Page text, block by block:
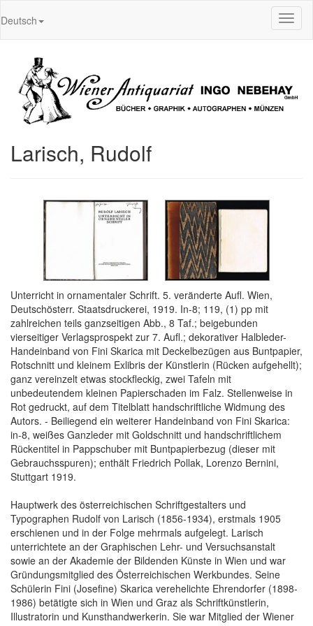
Deutsch
Larisch, Rudolf
Unterricht in ornamentaler Schrift. 5. veränderte Aufl. Wien,
Deutschösterr. Staatsdruckerei, 1919. In-8; 119, (1) pp mit
zahlreichen teils ganzseitigen Abb., 8 Taf.; beigebunden
vierseitiger Verlagsprospekt zur 7. Aufl.; dekorativer Halbleder-
Handeinband von Fini Skarica mit Deckelbezügen aus Buntpapier,
Rotschnitt und kleinem Exlibris der Künstlerin (Rücken aufgehellt);
ganz vereinzelt etwas stockfleckig, zwei Tafeln mit
unbedeutendem kleinen Papierschaden im Falz. Stellenweise in
Rot gedruckt, auf dem Titelblatt handschriftliche Widmung des
Autors. - Beiliegend ein weiterer Handeinband von Fini Skarica:
in-8, weißes Ganzleder mit Goldschnitt und handschriftlichem
Rückentitel in Pappschuber mit Buntpapierbezug (dieser mit
Gebrauchsspuren); enthält Friedrich Pollak, Lorenzo Bernini,
Stuttgart 1919.
Hauptwerk des österreichischen Schriftgestalters und
Typographen Rudolf von Larisch (1856-1934), erstmals 1905
erschienen und in der Folge mehrmals aufgelegt. Larisch
unterrichtete an der Graphischen Lehr- und Versuchsanstalt
sowie an der Akademie der Bildenden Künste in Wien und war
Gründungsmitglied des Österreichischen Werkbundes. Seine
Schülerin Fini (Josefine) Skarica verehelichte Ehrendorfer (1898-
1986) betätigte sich in Wien und Graz als Schriftkünstlerin,
Illustratorin und Kunsthandwerkerin. Sie war Mitglied der Wiener